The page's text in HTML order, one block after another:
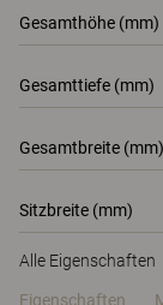
Gesamthöhe (mm)
Gesamttiefe (mm)
Gesamtbreite (mm)
Sitzbreite (mm)
Alle Eigenschaften
Eigenschaften